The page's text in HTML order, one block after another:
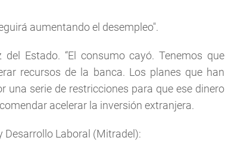
aumentando el desempleo".
Estado. “El consumo cayó. Tenemos que
recursos de la banca. Los planes que han
serie de restricciones para que ese dinero
acelerar la inversión extranjera.
Desarrollo Laboral (Mitradel):